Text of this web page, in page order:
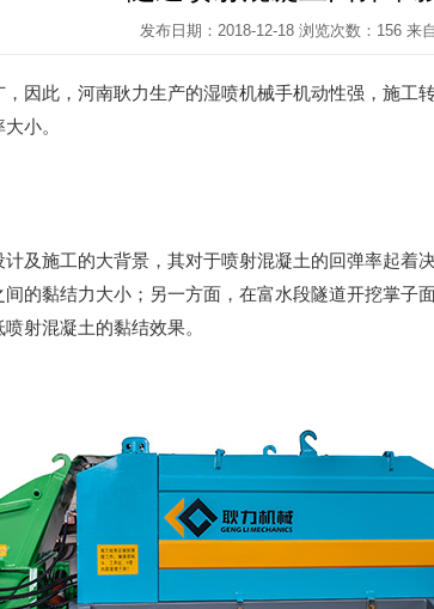
发布日期：2018-12-18 浏览次数：156 来
因此，河南耿力生产的湿喷机械手机动性强，施工
小。
及施工的大背景，其对于喷射混凝土的回弹率起着
的黏结力大小；另一方面，在富水段隧道开挖掌子
射混凝土的黏结效果。